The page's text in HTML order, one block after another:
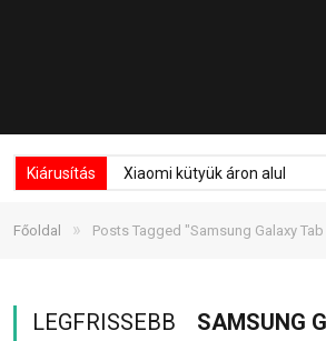
Kiárusítás Xiaomi kütyük áron alul
Főoldal » Posts Tagged "Samsung Galaxy
LEGFRISSEBB
SAMSUNG